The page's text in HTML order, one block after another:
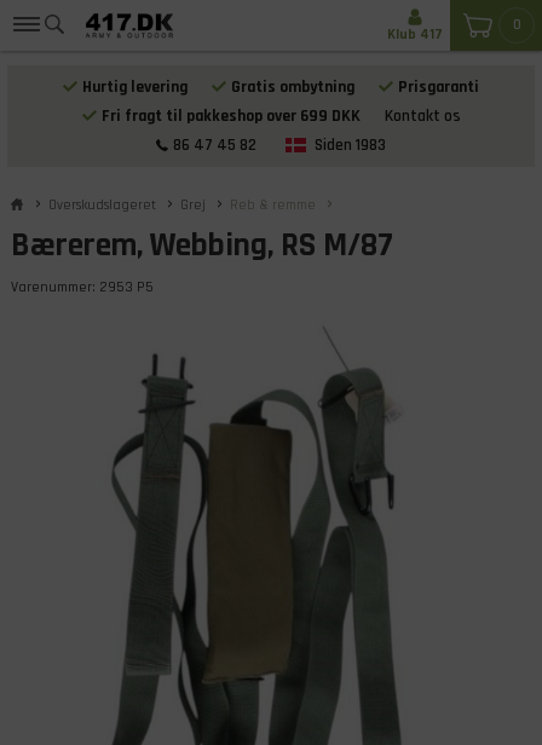
Hurtig levering Gratis ombytning
Prisgaranti
Fri fragt til pakkeshop over 699 DKK
Kontakt os
86 47 45 82
Siden 1983
0
Klub 417
Overskudslageret Grej Reb & remme
Bærerem, Webbing, RS M/87
Varenummer: 2953 P5